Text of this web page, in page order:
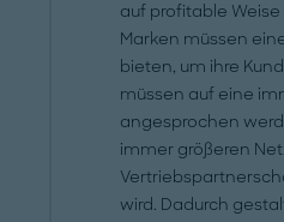
auf profitable
Marken müssen
bieten, um ihre
müssen auf eine
angesprochen
immer größeren
wird. Dadurch